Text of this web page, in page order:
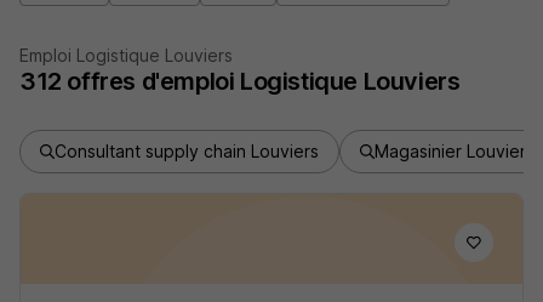
Emploi Logistique Louviers
312 offres d'emploi Logistique Louviers
Consultant supply chain Louviers Magasinier Louviers